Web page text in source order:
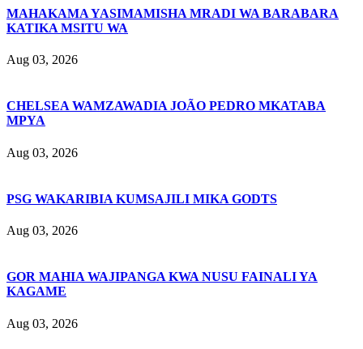
MAHAKAMA YASIMAMISHA MRADI WA BARABARA
KATIKA MSITU WA
Aug 03, 2026
CHELSEA WAMZAWADIA JOÃO PEDRO MKATABA
MPYA
Aug 03, 2026
PSG WAKARIBIA KUMSAJILI MIKA GODTS
Aug 03, 2026
GOR MAHIA WAJIPANGA KWA NUSU FAINALI YA
KAGAME
Aug 03, 2026